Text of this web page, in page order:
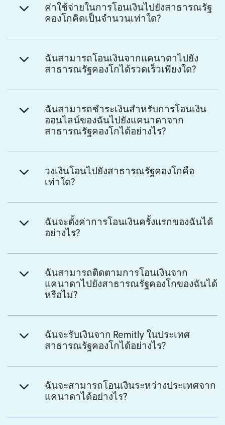
ค่าใช้จ่ายในการโอนเงินไปยังสาธารณรัฐ
คองโกคิดเป็นจำนวนเท่าใด?
ฉันสามารถโอนเงินจากแคนาดาไปยัง
สาธารณรัฐคองโกได้รวดเร็วเพียงใด?
ฉันสามารถชำระเงินสำหรับการโอนเงิน
ออนไลน์ของฉันไปยังแคนาดาจาก
สาธารณรัฐคองโกได้อย่างไร?
วงเงินโอนไปยังสาธารณรัฐคองโกคือ
เท่าใด?
ฉันจะตั้งค่าการโอนเงินครั้งแรกของฉันได้
อย่างไร?
ฉันสามารถติดตามการโอนเงินจาก
แคนาดาไปยังสาธารณรัฐคองโกของฉันได้
หรือไม่?
ฉันจะรับเงินจาก Remitly ในประเทศ
สาธารณรัฐคองโกได้อย่างไร?
ฉันจะสามารถโอนเงินระหว่างประเทศจาก
แคนาดาได้อย่างไร?